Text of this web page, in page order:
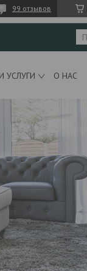
99 отзывов
УСЛУГИ О НАС